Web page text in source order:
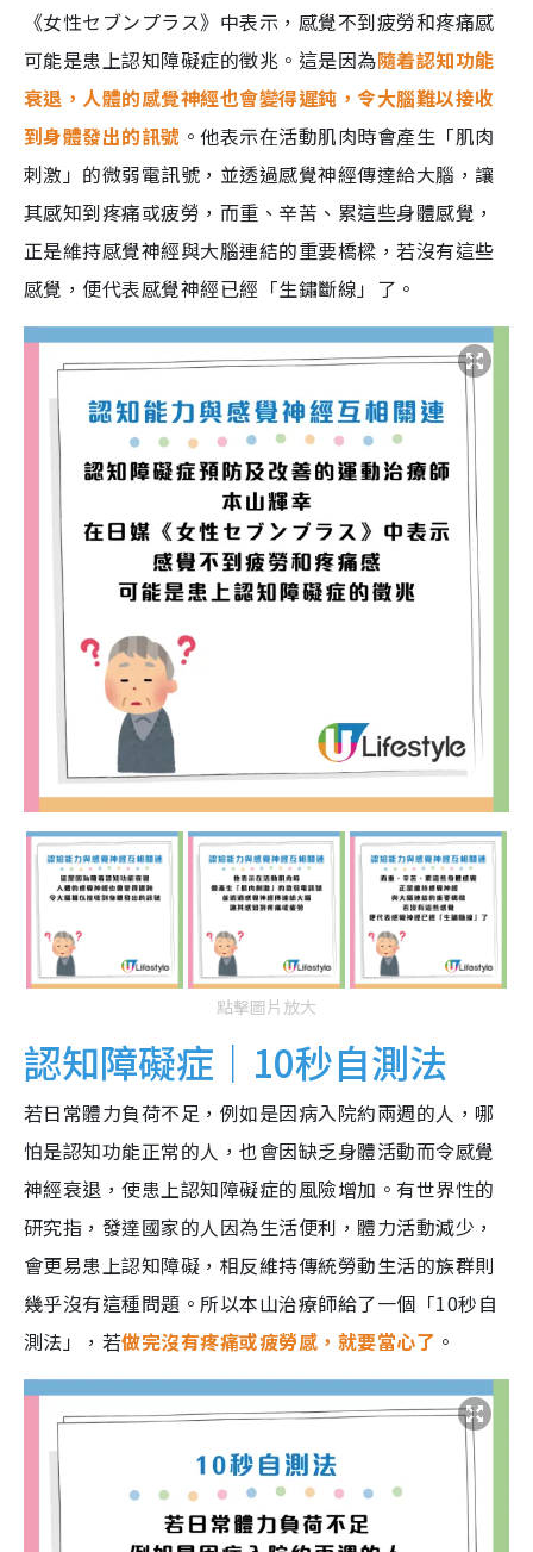
《女性セブンプラス》中表示，感覺不到疲勞和疼痛感
可能是患上認知障礙症的徵兆。這是因為隨着認知功能
衰退，人體的感覺神經也會變得遲鈍，令大腦難以接收
到身體發出的訊號 。他表示在活動肌肉時會產生「肌肉
刺激」的微弱電訊號，並透過感覺神經傳達給大腦，讓
其感知到疼痛或疲勞，而重、辛苦、累這些身體感覺，
正是維持感覺神經與大腦連結的重要橋樑，若沒有這些
感覺，便代表感覺神經已經「生鏽斷線」了。
點擊圖片放大
認知障礙症｜10秒自測法
若日常體力負荷不足，例如是因病入院約兩週的人，哪
怕是認知功能正常的人，也會因缺乏身體活動而令感覺
神經衰退，使患上認知障礙症的風險增加。有世界性的
研究指，發達國家的人因為生活便利，體力活動減少，
會更易患上認知障礙，相反維持傳統勞動生活的族群則
幾乎沒有這種問題。所以本山治療師給了一個「10秒自
測法」，若做完沒有疼痛或疲勞感，就要當心了 。